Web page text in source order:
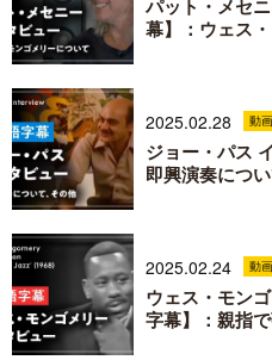
パット・メセ
幕】：ウェス
2025.02.28 動画
ジョー・パス
即興演奏につ
2025.02.24 動画
ウェス・モン
字幕】：親指